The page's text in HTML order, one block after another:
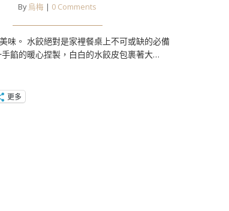
By 烏梅 | 0 Comments
味。 水餃絕對是家裡餐桌上不可或缺的必備
餡的暖心捏製，白白的水餃皮包裹著大…
更多